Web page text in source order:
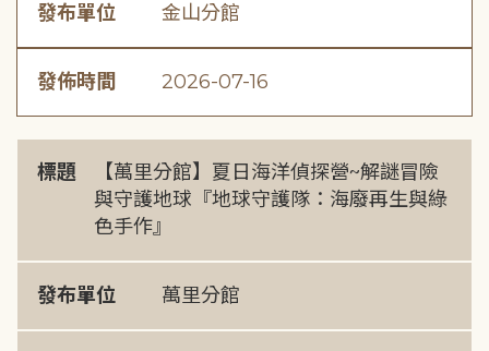
發布單位 金山分館
發佈時間 2026-07-16
標題
【萬里分館】夏日海洋偵探營~解謎冒險
與守護地球『地球守護隊：海廢再生與綠
色手作』
發布單位 萬里分館